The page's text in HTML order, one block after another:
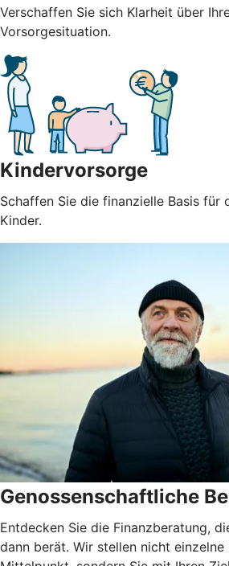
Verschaffen Sie sich Klarheit über
Vorsorgesituation.
Kindervorsorge
Schaffen Sie die finanzielle Basis für
Kinder.
Genossenschaftliche
Entdecken Sie die Finanzberatung,
dann berät. Wir stellen nicht